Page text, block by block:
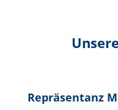
Repräsentanz